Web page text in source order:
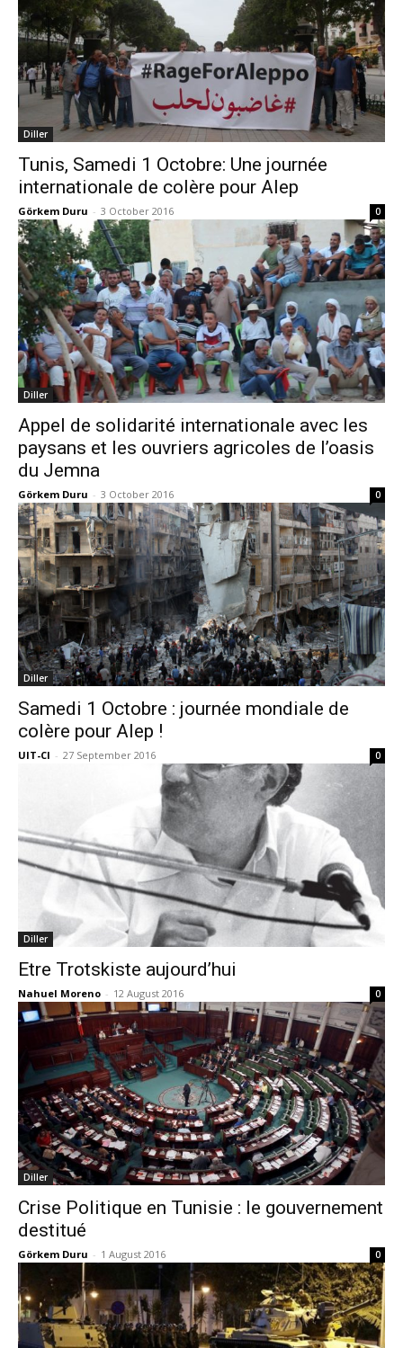
Diller
Tunis, Samedi 1 Octobre: Une journée
internationale de colère pour Alep
Görkem Duru - 3 October 2016 0
Diller
Appel de solidarité internationale avec les
paysans et les ouvriers agricoles de l’oasis
du Jemna
Görkem Duru - 3 October 2016 0
Diller
Samedi 1 Octobre : journée mondiale de
colère pour Alep !
UIT-CI - 27 September 2016 0
Diller
Etre Trotskiste aujourd’hui
Nahuel Moreno - 12 August 2016 0
Diller
Crise Politique en Tunisie : le gouvernement
destitué
Görkem Duru - 1 August 2016 0